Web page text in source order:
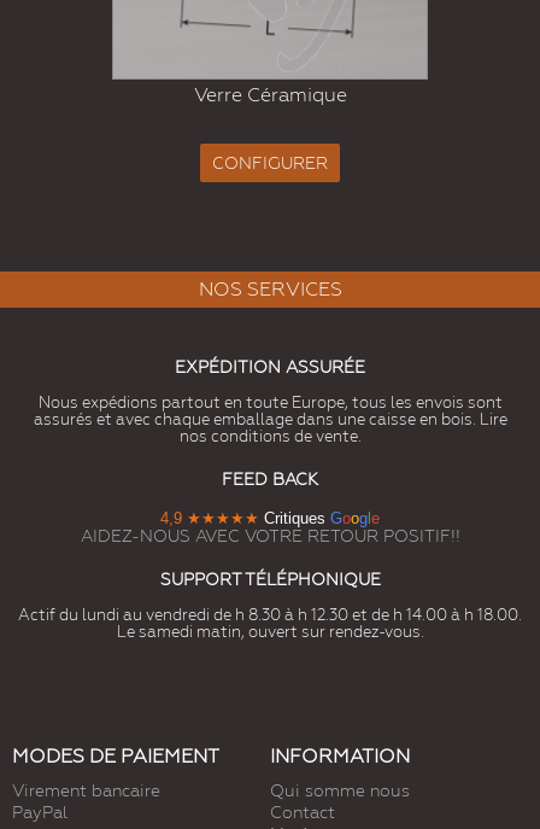
Verre Céramique
CONFIGURER
NOS SERVICES
EXPÉDITION ASSURÉE
Nous expédions partout en toute Europe, tous les envois sont
assurés et avec chaque emballage dans une caisse en bois. Lire
nos conditions de vente.
FEED BACK
4,9 ★★★★★ Critiques Goog e
AIDEZ-NOUS AVEC VOTRE RETOUR POSITIF!!
SUPPORT TÉLÉPHONIQUE
Actif du lundi au vendredi de h 8.30 à h 12.30 et de h 14.00 à h 18.00.
Le samedi matin, ouvert sur rendez-vous.
MODES DE PAIEMENT
Virement bancaire
PayPal
INFORMATION
Qui somme nous
Contact